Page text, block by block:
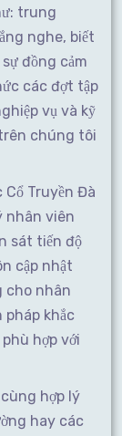
trung
nghe, biết
đồng cảm
các đợt tập
vụ và kỹ
chúng tôi
Cổ Truyền Đà
nhân viên
sát tiến độ
cập nhật
cho nhân
pháp khắc
hợp với
hợp lý
hay các